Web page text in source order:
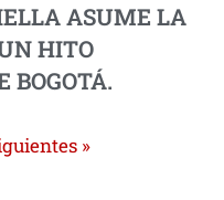
ASUME LA
HITO
BOGOTÁ.
»